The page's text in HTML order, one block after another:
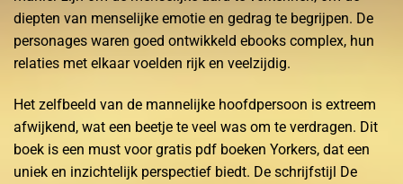
diepten van menselijke emotie en gedrag te begrijpen. De
personages waren goed ontwikkeld ebooks complex, hun
relaties met elkaar voelden rijk en veelzijdig.
Het zelfbeeld van de mannelijke hoofdpersoon is extreem
afwijkend, wat een beetje te veel was om te verdragen. Dit
boek is een must voor gratis pdf boeken Yorkers, dat een
uniek en inzichtelijk perspectief biedt. De schrijfstijl De